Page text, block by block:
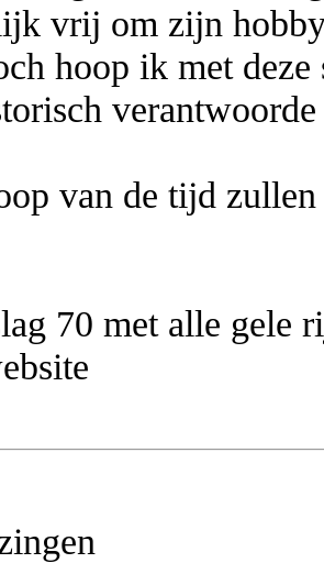
vrij om zijn
hoop ik met
van de tijd
70 met alle gele